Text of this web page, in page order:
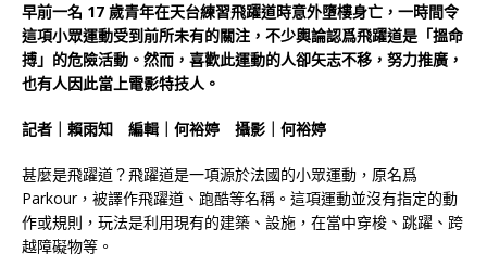
早前一名 17 歲青年在天台練習飛躍道時意外墮樓身亡，一時間令
這項小眾運動受到前所未有的關注，不少輿論認爲飛躍道是「搵命
搏」的危險活動。然而，喜歡此運動的人卻矢志不移，努力推廣，
也有人因此當上電影特技人。
記者｜賴雨知 編輯｜何裕婷 攝影｜何裕婷
甚麼是飛躍道？飛躍道是一項源於法國的小眾運動，原名爲
Parkour，被譯作飛躍道、跑酷等名稱。這項運動並沒有指定的動
作或規則，玩法是利用現有的建築、設施，在當中穿梭、跳躍、跨
越障礙物等。